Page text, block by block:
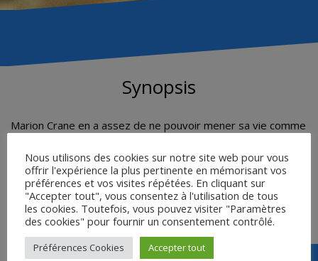
Synopsis
Marion Crane en a assez de ne pouvoir mener sa vie comme
peut l’épouser car il doit verser une énorme pension
alimentaire le laissant sans le sou… Mais un beau jour, son
patron lui demande de déposer 40 000 dollars à la banque.
La tentation est trop grande, et Marion s’enfuit avec
l’argent.
Nous utilisons des cookies sur notre site web pour vous
offrir l'expérience la plus pertinente en mémorisant vos
préférences et vos visites répétées. En cliquant sur
"Accepter tout", vous consentez à l'utilisation de tous
les cookies. Toutefois, vous pouvez visiter "Paramètres
des cookies" pour fournir un consentement contrôlé.
Préférences Cookies Accepter tout